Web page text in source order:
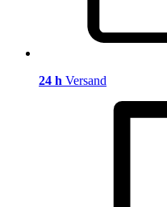
24 h Versand